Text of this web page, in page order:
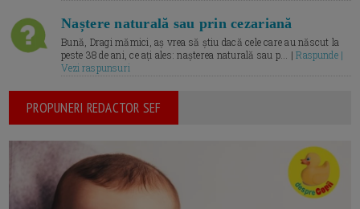
Naștere naturală sau prin cezariană
Bună, Dragi mămici, aș vrea să știu dacă cele care au născut la
peste 38 de ani, ce ați ales: nașterea naturală sau p... |Raspunde |
Vezi raspunsuri
PROPUNERI REDACTOR SEF